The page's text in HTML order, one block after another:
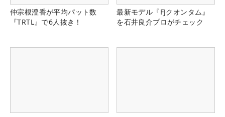
仲宗根澄香が平均パット数
『TRTL』で6人抜き！
最新モデル『FJクオンタム』
を石井良介プロがチェック